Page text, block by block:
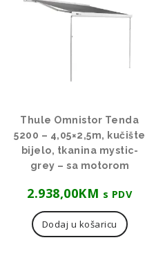
Thule Omnistor Tenda
5200 – 4,05×2,5m, kučište
bijelo, tkanina mystic-
grey – sa motorom
2.938,00KM s PDV
Dodaj u košaricu